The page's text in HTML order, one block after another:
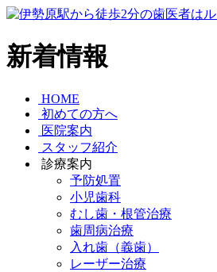
新着情報
HOME
初めての方へ
医院案内
スタッフ紹介
診療案内
予防処置
小児歯科
むし歯・根管治療
歯周病治療
入れ歯（義歯）
レーザー治療